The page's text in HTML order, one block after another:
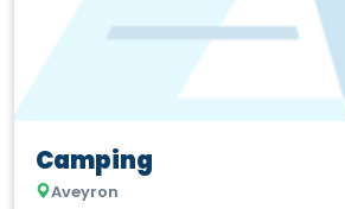
Camping
Aveyron